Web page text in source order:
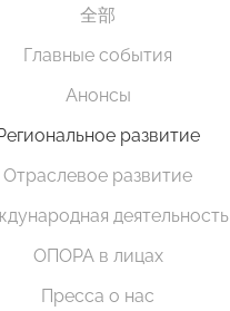
全部
Главные события
Анонсы
развитие
Отраслевое развитие
деятельность
ОПОРА в лицах
Пресса о нас